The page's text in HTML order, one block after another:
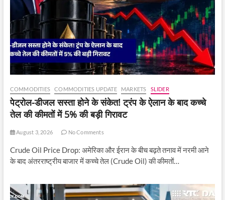
COMMODITIES COMMODITIES UPDATE MARKETS SLIDER
पेट्रोल-डीजल सस्ता होने के संकेत! ट्रंप के ऐलान के बाद कच्चे
तेल की कीमतों में 5% की बड़ी गिरावट
August 3, 2026 No Comments
Crude Oil Price Drop: अमेरिका और ईरान के बीच बढ़ते तनाव में नरमी आने
के बाद अंतरराष्ट्रीय बाजार में कच्चे तेल (Crude Oil) की कीमतों…